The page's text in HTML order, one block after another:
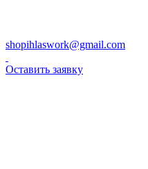
shopihlaswork@gmail.com
Оставить заявку